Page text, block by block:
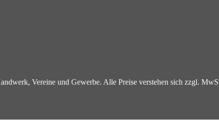
Vereine und Gewerbe. Alle Preise verstehen sich zzgl.